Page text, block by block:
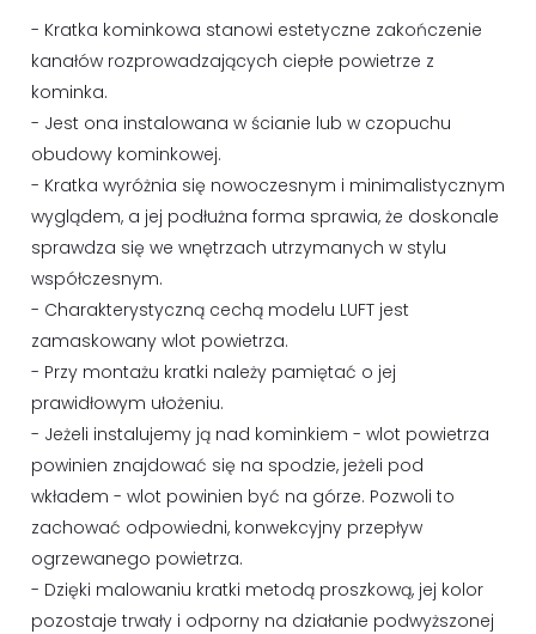
- Kratka kominkowa stanowi estetyczne zakończenie
kanałów rozprowadzających ciepłe powietrze z
kominka.
- Jest ona instalowana w ścianie lub w czopuchu
obudowy kominkowej.
- Kratka wyróżnia się nowoczesnym i minimalistycznym
wyglądem, a jej podłużna forma sprawia, że doskonale
sprawdza się we wnętrzach utrzymanych w stylu
współczesnym.
- Charakterystyczną cechą modelu LUFT jest
zamaskowany wlot powietrza.
- Przy montażu kratki należy pamiętać o jej
prawidłowym ułożeniu.
- Jeżeli instalujemy ją nad kominkiem - wlot powietrza
powinien znajdować się na spodzie, jeżeli pod
wkładem - wlot powinien być na górze. Pozwoli to
zachować odpowiedni, konwekcyjny przepływ
ogrzewanego powietrza.
- Dzięki malowaniu kratki metodą proszkową, jej kolor
pozostaje trwały i odporny na działanie podwyższonej